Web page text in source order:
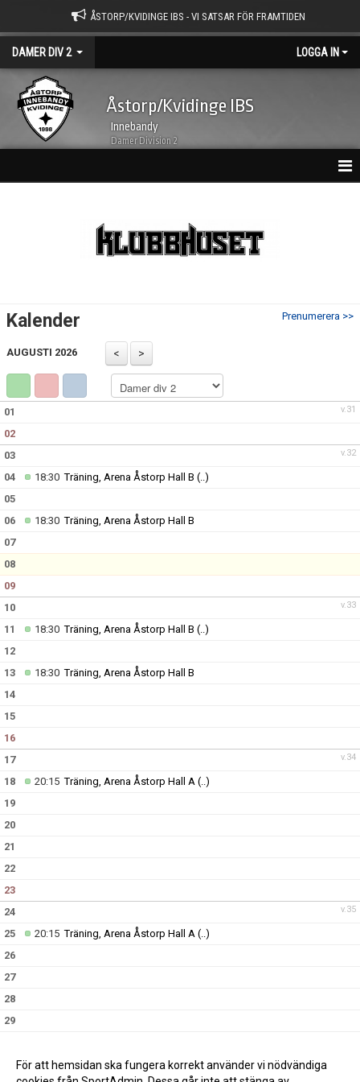
ÅSTORP/KVIDINGE IBS - VI SATSAR FÖR FRAMTIDEN
DAMER DIV 2 LOGGA IN
Åstorp/Kvidinge IBS
Innebandy
Damer Division 2
DOKUMENT
KONTAKT
MATCHER
SERIETABELL
Prenumerera >>
Kalender
AUGUSTI 2026
v.31
01
02
v.32
03
04
18:30Träning, Arena Åstorp Hall B (..)
05
06
18:30Träning, Arena Åstorp Hall B
07
08
09
v.33
10
11
18:30Träning, Arena Åstorp Hall B (..)
12
13
18:30Träning, Arena Åstorp Hall B
14
15
16
v.34
17
18
20:15Träning, Arena Åstorp Hall A (..)
19
20
21
22
23
v.35
24
25
20:15Träning, Arena Åstorp Hall A (..)
26
27
28
29
För att hemsidan ska fungera korrekt använder vi nödvändiga